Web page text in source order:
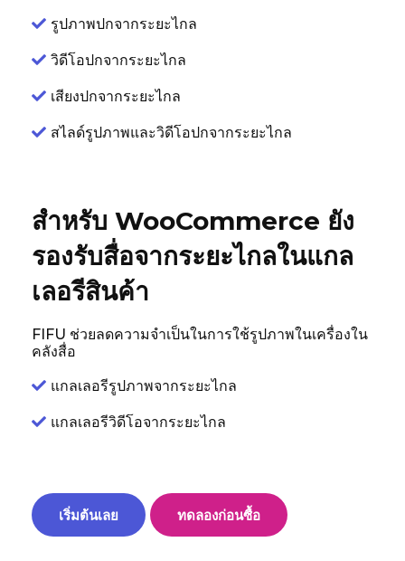
รูปภาพปกจากระยะไกล
วิดีโอปกจากระยะไกล
เสียงปกจากระยะไกล
สไลด์รูปภาพและวิดีโอปกจากระยะไกล
สำหรับ WooCommerce ยัง
รองรับสื่อจากระยะไกลในแกล
เลอรีสินค้า
FIFU ช่วยลดความจำเป็นในการใช้รูปภาพในเครื่องใน
คลังสื่อ
แกลเลอรีรูปภาพจากระยะไกล
แกลเลอรีวิดีโอจากระยะไกล
เริ่มต้นเลย ทดลองก่อนซื้อ